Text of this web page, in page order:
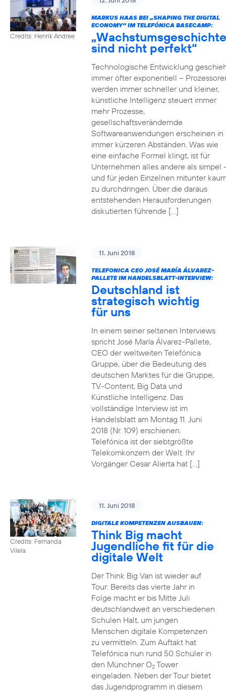
Credits: Henrik Andree
MARKUS HAAS BEI „SHAPING THE DIGITAL
ECONOMY“ IM TELEFÓNICA BASECAMP:
sind nicht perfekt“
Technologische Entwicklung
immer öfter exponentiell –
werden immer schneller und kleiner,
künstliche Intelligenz steuert immer
mehr Prozesse,
gesellschaftsverändernde
Softwareanwendungen erscheinen in
immer kürzeren Abständen. Was wie
eine einfache Formel klingt, ist für
Unternehmen alles andere als simpel
und für jeden Einzelnen mitunter
zu durchdringen. Über die daraus
entstehenden Herausforderungen
diskutierten führende […]
11. Juni 2018
TELEFONICA CEO JOSÉ MARÍA ÁLVAREZ-
PALLETE IM HANDELSBLATT-INTERVIEW:
Deutschland ist
strategisch wichtig
für uns
In einem seiner seltenen Interviews
spricht José María Álvarez-Pallete,
CEO der weltweiten Telefónica
Gruppe, über die Bedeutung des
deutschen Marktes für die Gruppe,
TV-Content, Big Data und
Künstliche Intelligenz. Das
vollständige Interview ist im
Handelsblatt am Montag 11. Juni
2018 (Nr. 109) erschienen.
Telefónica ist der siebtgrößte
Telekomkonzern der Welt. Ihr
Vorgänger Cesar Alierta hat […]
Credits: Fernanda
Vilela
11. Juni 2018
DIGITALE KOMPETENZEN AUSBAUEN:
Think Big macht
Jugendliche fit für die
digitale Welt
Der Think Big Van ist wieder auf
Tour: Bereits das vierte Jahr in
Folge macht er bis Mitte Juli
deutschlandweit an verschiedenen
Schulen Halt, um jungen
Menschen digitale Kompetenzen
zu vermitteln. Zum Auftakt hat
Telefónica nun rund 50 Schüler in
den Münchner O2Tower
eingeladen. Neben der Tour bietet
das Jugendprogramm in diesem